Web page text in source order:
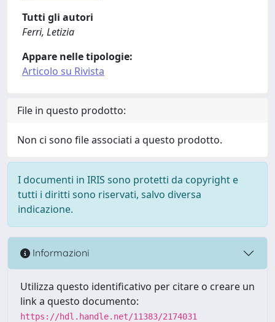
Tutti gli autori
Ferri, Letizia
Appare nelle tipologie:
Articolo su Rivista
File in questo prodotto:
Non ci sono file associati a questo prodotto.
I documenti in IRIS sono protetti da copyright e
tutti i diritti sono riservati, salvo diversa
indicazione.
Informazioni
Utilizza questo identificativo per citare o creare un
link a questo documento:
https://hdl.handle.net/11383/2174031